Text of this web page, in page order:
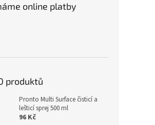
online platby
produktů
Pronto Multi Surface čisticí a
lešticí sprej 500 ml
96 Kč